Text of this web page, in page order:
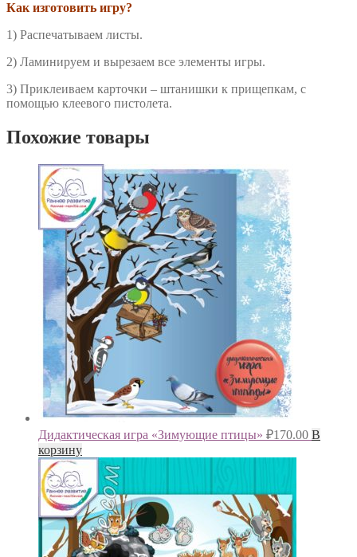
Как изготовить игру?
1) Распечатываем листы.
2) Ламинируем и вырезаем все элементы игры.
3) Приклеиваем карточки – штанишки к прищепкам, с
помощью клеевого пистолета.
Похожие товары
Дидактическая игра «Зимующие птицы» ₽170.00 В
корзину